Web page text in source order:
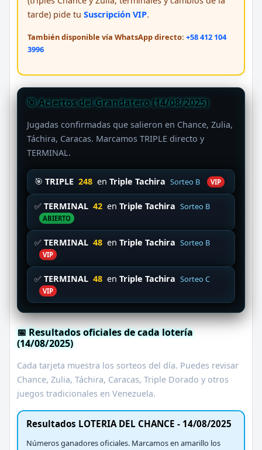
tarde) pide tu Suscripción VIP.
También disponible vía WhatsApp directo: +58 412 104
3996
🎯 Aciertos del Grandatero (14/08/2025)
Jugadas confirmadas que salieron en Chance, Zulia,
Táchira, Caracas. Marcamos TRIPLE directo y
TERMINAL.
🎯 TRIPLE 248 en Triple Tachira Sorteo B VIP
✅ TERMINAL 42 en Triple Tachira Sorteo B
ABIERTO
✅ TERMINAL 48 en Triple Tachira Sorteo B
VIP
✅ TERMINAL 48 en Triple Tachira Sorteo C
VIP
📅 Resultados oficiales de cada lotería
(14/08/2025)
Cada tarjeta muestra los sorteos del día. Puedes revisar
Chance, Zulia, Táchira, Caracas, Triple Dorado y otros
juegos tradicionales en Venezuela.
Resultados LOTERIA DEL CHANCE - 14/08/2025
Números ganadores oficiales. Marcamos en amarillo los